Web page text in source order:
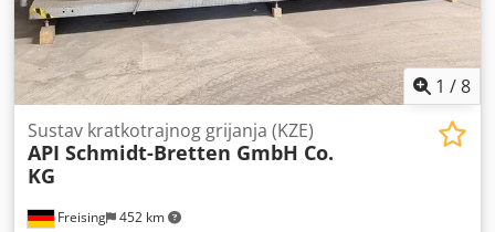
1 /8
Freising 452 km
Sustav kratkotrajnog grijanja (KZE)
API Schmidt-Bretten GmbH Co.
KG